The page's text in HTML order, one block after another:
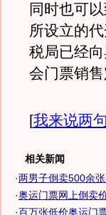
同时也可
所设立的
税局已经
会门票销售
[我来说两句
相关新闻
·两男子倒卖500余
·奥运门票网上倒卖
·百万张低价奥运门